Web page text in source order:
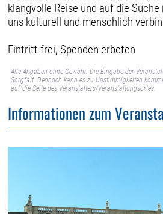
klangvolle Reise und auf die
uns kulturell und menschlich
Eintritt frei, Spenden erbeten
Alle Angaben ohne Gewähr. Die Eingabe der
Sorgfalt. Dennoch kann es zu Unstimmigkeiten
auf die Seite des Veranstalters/Veranstaltungsortes.
Informationen zum